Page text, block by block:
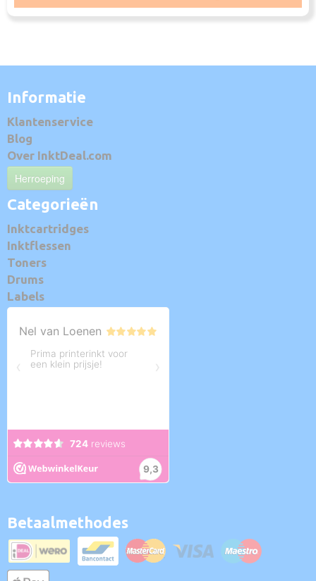
Informatie
Klantenservice
Blog
Over InktDeal.com
Herroeping
Categorieën
Inktcartridges
Inktflessen
Toners
Drums
Labels
Betaalmethodes